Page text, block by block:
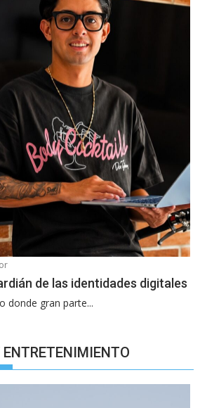
de las identidades digitales
donde gran parte...
ENTRETENIMIENTO